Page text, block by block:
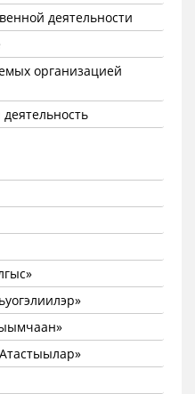
деятельности
организацией